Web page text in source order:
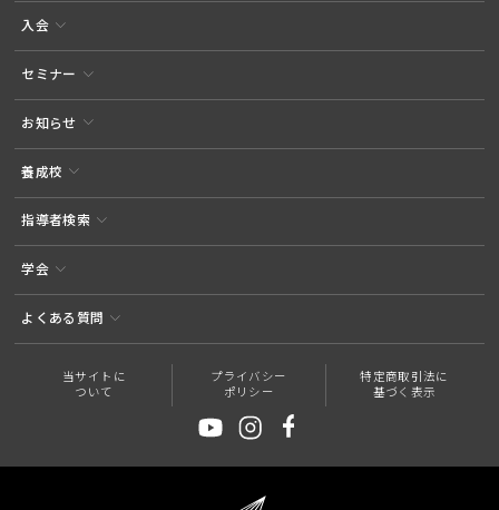
入会
セミナー
お知らせ
養成校
指導者検索
学会
よくある質問
当サイトに
ついて
プライバシー
ポリシー
特定商取引法に
基づく表示